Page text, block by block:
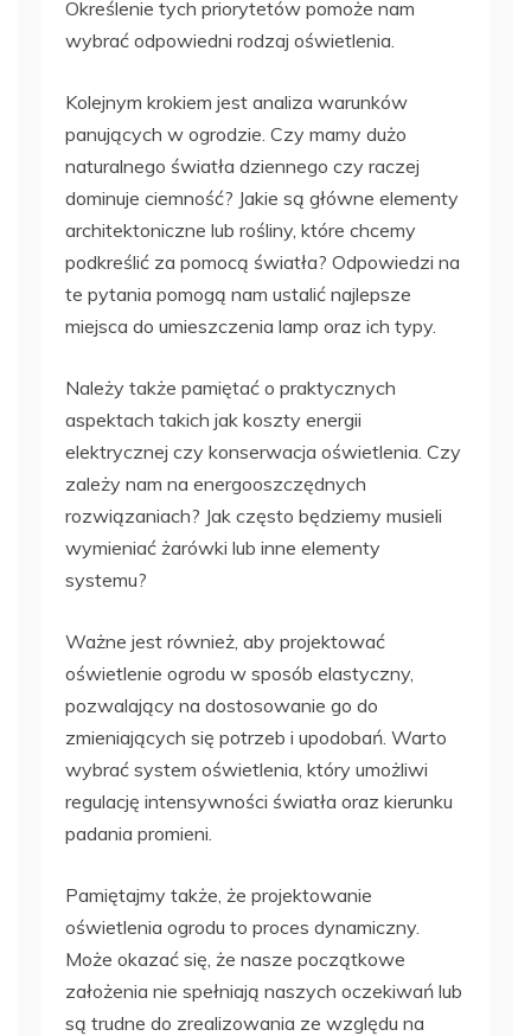
Określenie tych priorytetów pomoże nam
wybrać odpowiedni rodzaj oświetlenia.
Kolejnym krokiem jest analiza warunków
panujących w ogrodzie. Czy mamy dużo
naturalnego światła dziennego czy raczej
dominuje ciemność? Jakie są główne elementy
architektoniczne lub rośliny, które chcemy
podkreślić za pomocą światła? Odpowiedzi na
te pytania pomogą nam ustalić najlepsze
miejsca do umieszczenia lamp oraz ich typy.
Należy także pamiętać o praktycznych
aspektach takich jak koszty energii
elektrycznej czy konserwacja oświetlenia. Czy
zależy nam na energooszczędnych
rozwiązaniach? Jak często będziemy musieli
wymieniać żarówki lub inne elementy
systemu?
Ważne jest również, aby projektować
oświetlenie ogrodu w sposób elastyczny,
pozwalający na dostosowanie go do
zmieniających się potrzeb i upodobań. Warto
wybrać system oświetlenia, który umożliwi
regulację intensywności światła oraz kierunku
padania promieni.
Pamiętajmy także, że projektowanie
oświetlenia ogrodu to proces dynamiczny.
Może okazać się, że nasze początkowe
założenia nie spełniają naszych oczekiwań lub
są trudne do zrealizowania ze względu na